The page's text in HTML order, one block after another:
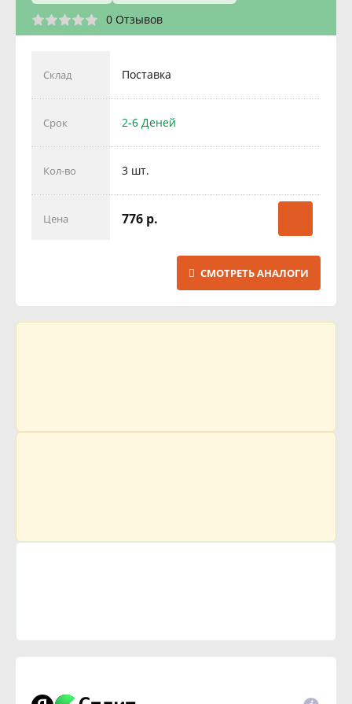
0 Отзывов
Склад Поставка
Срок 2-6 Деней
Кол-во 3 шт.
Цена 776 р.
СМОТРЕТЬ АНАЛОГИ